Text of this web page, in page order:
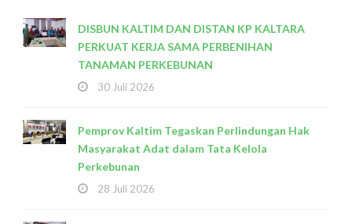
DISBUN KALTIM DAN DISTAN KP KALTARA
PERKUAT KERJA SAMA PERBENIHAN
TANAMAN PERKEBUNAN
30 Juli 2026
Pemprov Kaltim Tegaskan Perlindungan Hak
Masyarakat Adat dalam Tata Kelola
Perkebunan
28 Juli 2026